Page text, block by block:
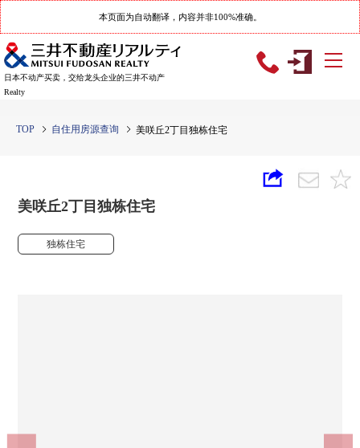
本页面为自动翻译，内容并非100%准确。
日本不动产买卖，交给龙头企业的三井不动产
Realty
TOP 自住用房源查询 美咲丘2丁目独栋住宅
美咲丘2丁目独栋住宅
独栋住宅